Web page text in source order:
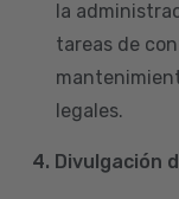
la
tareas de
legales.
4. Divulgación